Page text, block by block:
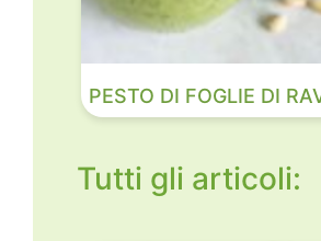
PESTO DI FOGLIE DI
Tutti gli articoli: